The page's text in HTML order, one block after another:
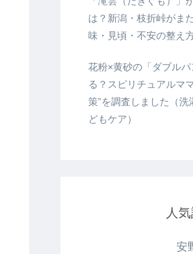
は？新潟・枝折峠がま
味・見頃・不安の整え
花粉×黄砂の「ダブル
る？スピリチュアルマ
策”を調査しました（
どもケア）
人
安